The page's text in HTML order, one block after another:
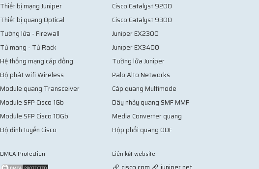
Thiết bị mạng Juniper
Thiết bị quang Optical
Tường lửa - Firewall
Tủ mang - Tủ Rack
Hệ thống mạng cáp đồng
Bộ phát wifi Wireless
Module quang Transceiver
Module SFP Cisco 1Gb
Module SFP Cisco 10Gb
Bộ đinh tuyến Cisco
DMCA Protection
Cisco Catalyst 9200
Cisco Catalyst 9300
Juniper EX2300
Juniper EX3400
Tường lửa Juniper
Palo Alto Networks
Cáp quang Multimode
Dây nhảy quang SMF MMF
Media Converter quang
Hộp phối quang ODF
Liên kết website